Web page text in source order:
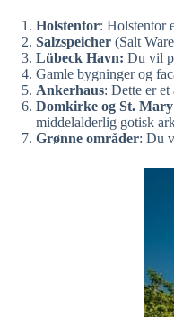
Holstentor: Holstentor
Salzspeicher (Salt
Lübeck Havn: Du vil
Gamle bygninger og
Ankerhaus: Dette er
Domkirke og St.
middelalderlig gotisk
Grønne områder: Du